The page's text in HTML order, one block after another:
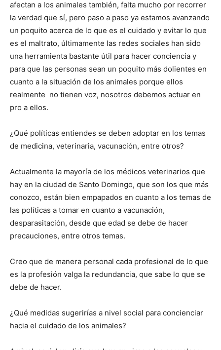
afectan a los animales también, falta mucho por recorrer
la verdad que sí, pero paso a paso ya estamos avanzando
un poquito acerca de lo que es el cuidado y evitar lo que
es el maltrato, últimamente las redes sociales han sido
una herramienta bastante útil para hacer conciencia y
para que las personas sean un poquito más dolientes en
cuanto a la situación de los animales porque ellos
realmente no tienen voz, nosotros debemos actuar en
pro a ellos.
¿Qué políticas entiendes se deben adoptar en los temas
de medicina, veterinaria, vacunación, entre otros?
Actualmente la mayoría de los médicos veterinarios que
hay en la ciudad de Santo Domingo, que son los que más
conozco, están bien empapados en cuanto a los temas de
las políticas a tomar en cuanto a vacunación,
desparasitación, desde que edad se debe de hacer
precauciones, entre otros temas.
Creo que de manera personal cada profesional de lo que
es la profesión valga la redundancia, que sabe lo que se
debe de hacer.
¿Qué medidas sugerirías a nivel social para concienciar
hacia el cuidado de los animales?